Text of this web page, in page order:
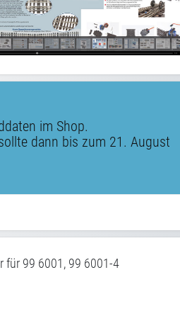
im Shop.
dann bis zum 21. August
für 99 6001, 99 6001-4